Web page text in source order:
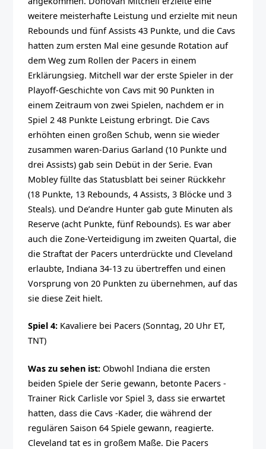
weitere meisterhafte Leistung und erzielte mit neun
Rebounds und fünf Assists 43 Punkte, und die Cavs
hatten zum ersten Mal eine gesunde Rotation auf
dem Weg zum Rollen der Pacers in einem
Erklärungsieg. Mitchell war der erste Spieler in der
Playoff-Geschichte von Cavs mit 90 Punkten in
einem Zeitraum von zwei Spielen, nachdem er in
Spiel 2 48 Punkte Leistung erbringt. Die Cavs
erhöhten einen großen Schub, wenn sie wieder
zusammen waren-Darius Garland (10 Punkte und
drei Assists) gab sein Debüt in der Serie. Evan
Mobley füllte das Statusblatt bei seiner Rückkehr
(18 Punkte, 13 Rebounds, 4 Assists, 3 Blöcke und 3
Steals). und De’andre Hunter gab gute Minuten als
Reserve (acht Punkte, fünf Rebounds). Es war aber
auch die Zone-Verteidigung im zweiten Quartal, die
die Straftat der Pacers unterdrückte und Cleveland
erlaubte, Indiana 34-13 zu übertreffen und einen
Vorsprung von 20 Punkten zu übernehmen, auf das
sie diese Zeit hielt.
Spiel 4: Kavaliere bei Pacers (Sonntag, 20 Uhr ET,
TNT)
Was zu sehen ist: Obwohl Indiana die ersten
beiden Spiele der Serie gewann, betonte Pacers -
Trainer Rick Carlisle vor Spiel 3, dass sie erwartet
hatten, dass die Cavs -Kader, die während der
regulären Saison 64 Spiele gewann, reagierte.
Cleveland tat es in großem Maße. Die Pacers